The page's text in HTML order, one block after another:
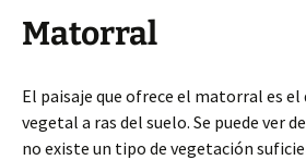
Matorral
El paisaje que ofrece el matorral es el
vegetal a ras del suelo. Se puede ver
no existe un tipo de vegetación